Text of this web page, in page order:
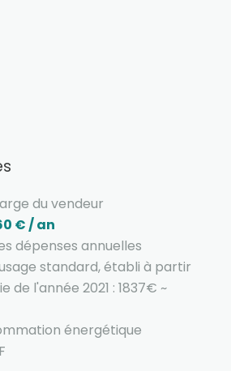
du vendeur
€ / an
dépenses annuelles
standard, établi à partir
de l'année 2021 : 1837€ ~
énergétique